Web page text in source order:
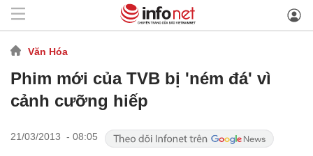
Văn Hóa
Phim mới của TVB bị 'ném đá' vì
cảnh cưỡng hiếp
21/03/2013 - 08:05